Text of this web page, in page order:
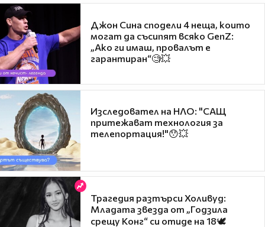
Джон Сина сподели 4 неща, които
могат да съсипят всяко GenZ:
„Ако ги имаш, провалът е
гарантиран“🧐💥
Изследовател на НЛО: "САЩ
притежават технология за
телепортация!"😯💥
Трагедия разтърси Холивуд:
Младата звезда от „Годзила
срещу Конг“ си отиде на 18🕊️